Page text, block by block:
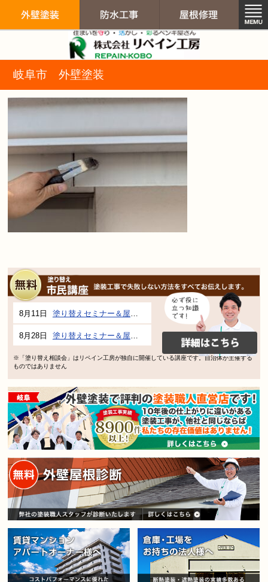
岐阜市 外壁塗装
8月11日 塗り替えセミナー＆屋根、外壁の塗り替え市民講座 inぎふメディアコスモス
8月28日 塗り替えセミナー＆屋根、外壁の塗り替え市民講座 inぎふメディアコスモス
※「塗り替え相談会」はリペイン工房が独自に開催している講座です。自治体が主催する
ものではありません